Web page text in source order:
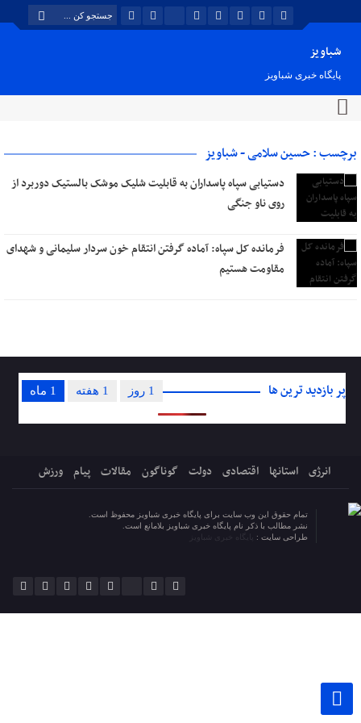
شباویز
پایگاه خبری شباویز
برچسب : حسین سلامی - شباویز
دستیابی سپاه پاسداران به قابلیت شلیک موشک بالستیک دوربرد از
روی ناو جنگی
فرمانده کل سپاه:‌ آماده گرفتن انتقام خون سردار سلیمانی و شهدای
مقاومت هستیم
پر بازدید ترین ها 1 ماه 1 هفته 1 روز
انرژی استانها اقتصادی دولت گوناگون مقالات پیام ورزش
تمام حقوق این وب سایت برای پایگاه خبری شباویز محفوظ است.
نشر مطالب با ذکر نام پایگاه خبری شباویز بلامانع است.
طراحی سایت :